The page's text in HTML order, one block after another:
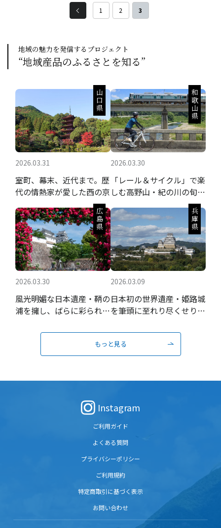
BOX。人気の生チョコサンドや、チョコ
レート焼き菓子など計10点入。
BOX。人気の生チョコサンドや焼き菓子
1 2 3
地域の魅力を発信するプロジェクト
“地域産品のふるさとを知る”
2026.03.31
山口県
室町、幕末、近代まで。歴
代の情熱家が愛した西の京
2026.03.30
和歌山県
「レール＆サイクル」で楽
しむ高野山・紀の川の旬の
2026.03.30
広島県
風光明媚な日本遺産・鞆の
浦を擁し、ばらに彩られる
2026.03.09
兵庫県
日本初の世界遺産・姫路城
を筆頭に至れり尽くせりの
もっと見る
Instagram
ご利用ガイド
よくある質問
プライバシーポリシー
ご利用規約
特定商取引に基づく表示
お問い合わせ